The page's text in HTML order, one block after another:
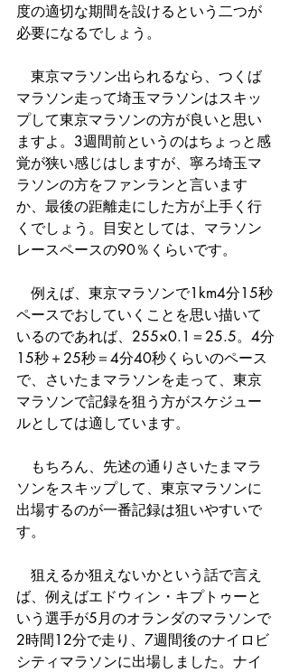
度の適切な期間を設けるという二つが
必要になるでしょう。
東京マラソン出られるなら、つくば
マラソン走って埼玉マラソンはスキッ
プして東京マラソンの方が良いと思い
ますよ。3週間前というのはちょっと感
覚が狭い感じはしますが、寧ろ埼玉マ
ラソンの方をファンランと言います
か、最後の距離走にした方が上手く行
くでしょう。目安としては、マラソン
レースペースの90％くらいです。
例えば、東京マラソンで1km4分15秒
ペースでおしていくことを思い描いて
いるのであれば、255×0.1＝25.5。4分
15秒＋25秒＝4分40秒くらいのペース
で、さいたまマラソンを走って、東京
マラソンで記録を狙う方がスケジュー
ルとしては適しています。
もちろん、先述の通りさいたまマラ
ソンをスキップして、東京マラソンに
出場するのが一番記録は狙いやすいで
す。
狙えるか狙えないかという話で言え
ば、例えばエドウィン・キプトゥーと
いう選手が5月のオランダのマラソンで
2時間12分で走り、7週間後のナイロビ
シティマラソンに出場しました。ナイ